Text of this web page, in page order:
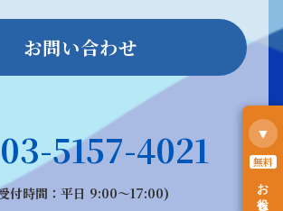
お問い合わせ
03-5157-4021
付時間：平日 9:00〜17:00)
▼
無料
お役立ち資料